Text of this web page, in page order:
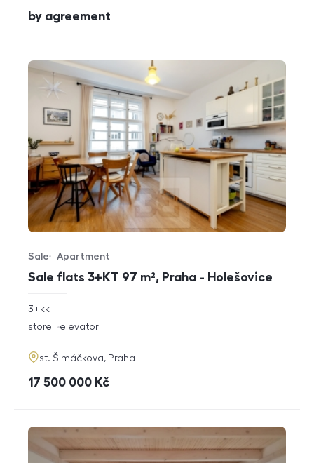
cena
by agreement
Sale flats 3+KT 97 m², Praha - Holešovice
Offer type
Sale
Property type
Apartment
rozměry
disposition
3+kk
funkce
store elevator
adresa
st. Šimáčkova, Praha
cena
17 500 000 Kč